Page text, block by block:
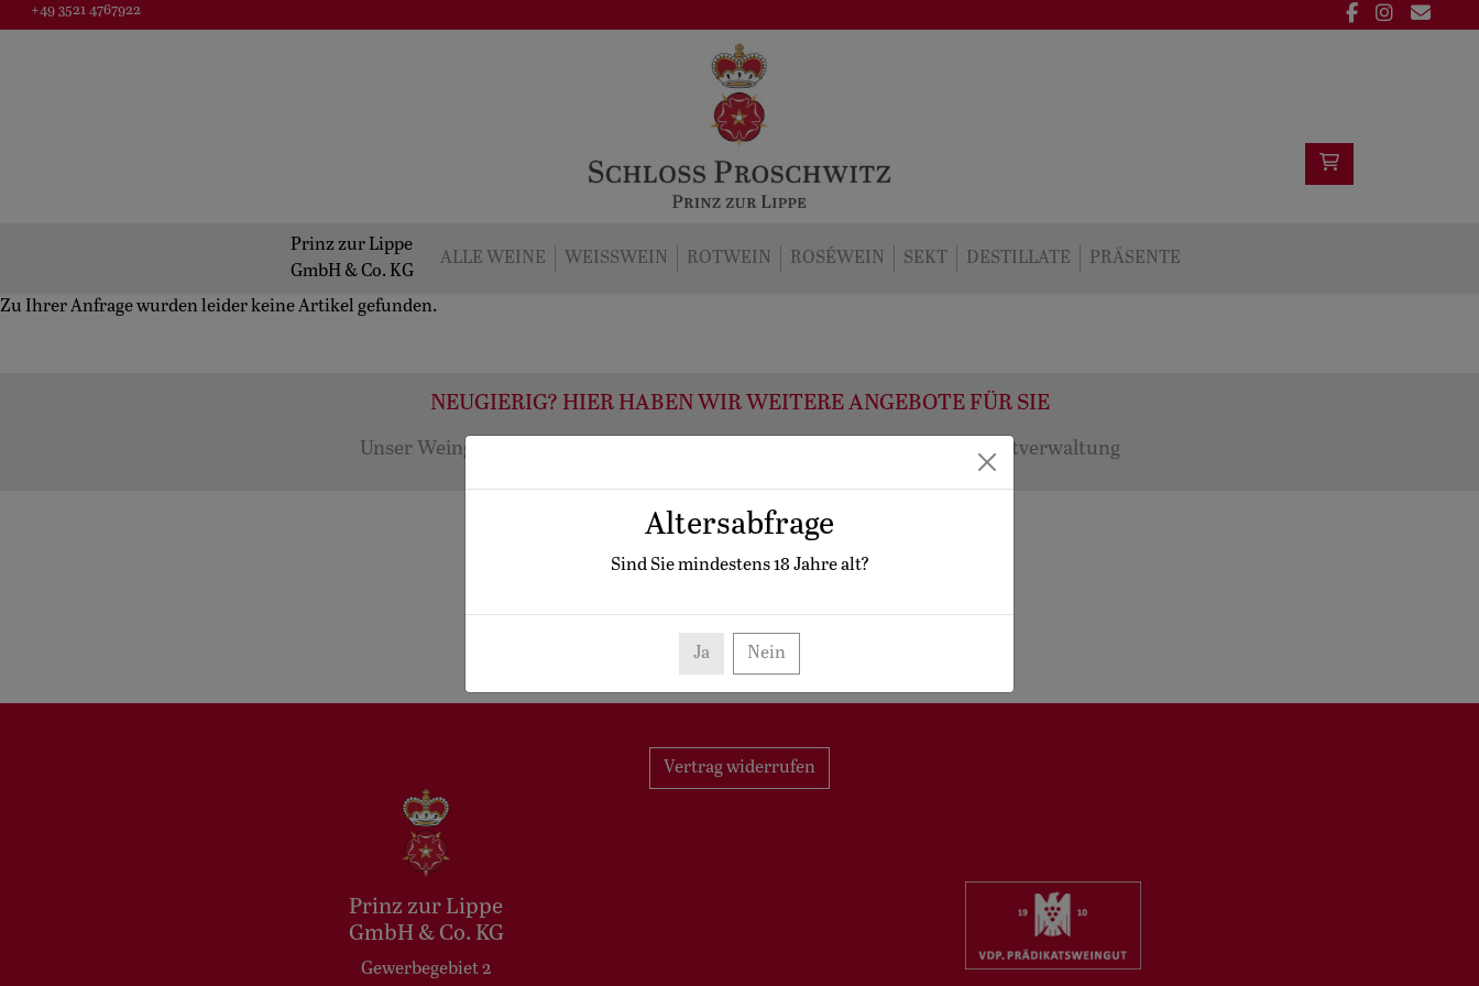
+49 3521 4767922
Prinz zur Lippe
GmbH & Co. KG
ALLE WEINE WEISSWEIN ROTWEIN ROSÉWEIN SEKT DESTILLATE PRÄSENTE
Altersabfrage
Sind Sie mindestens18 Jahre alt?
Ja Nein
Zu Ihrer Anfrage wurden leider keine Artikel gefunden.
NEUGIERIG? HIER HABEN WIR WEITERE ANGEBOTE FÜR SIE
Unser Weingut Forstverwaltung
Vertrag widerrufen
Prinz zur Lippe
GmbH & Co. KG
Gewerbegebiet 2